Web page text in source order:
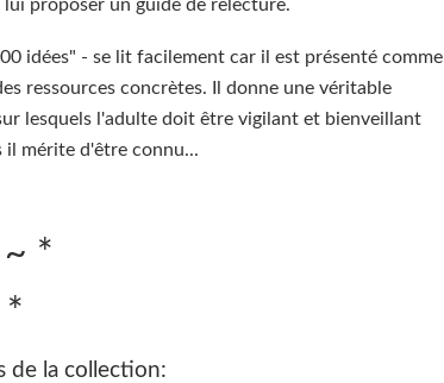
lui proposer un guide de relecture.
idées" - se lit facilement car il est présenté comme
ressources concrètes. Il donne une véritable
lesquels l'adulte doit être vigilant et bienveillant
mérite d'être connu...
*
*
de la collection: